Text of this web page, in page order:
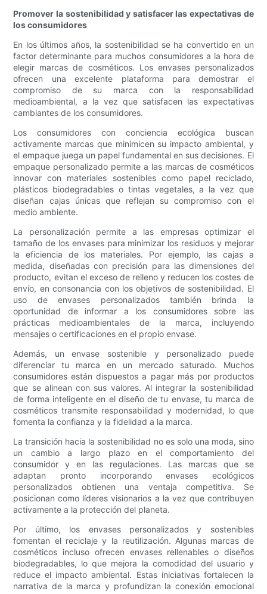
Promover la sostenibilidad y satisfacer las expectativas de
los consumidores
En los últimos años, la sostenibilidad se ha convertido en un
factor determinante para muchos consumidores a la hora de
elegir marcas de cosméticos. Los envases personalizados
ofrecen una excelente plataforma para demostrar el
compromiso de su marca con la responsabilidad
medioambiental, a la vez que satisfacen las expectativas
cambiantes de los consumidores.
Los consumidores con conciencia ecológica buscan
activamente marcas que minimicen su impacto ambiental, y
el empaque juega un papel fundamental en sus decisiones. El
empaque personalizado permite a las marcas de cosméticos
innovar con materiales sostenibles como papel reciclado,
plásticos biodegradables o tintas vegetales, a la vez que
diseñan cajas únicas que reflejan su compromiso con el
medio ambiente.
La personalización permite a las empresas optimizar el
tamaño de los envases para minimizar los residuos y mejorar
la eficiencia de los materiales. Por ejemplo, las cajas a
medida, diseñadas con precisión para las dimensiones del
producto, evitan el exceso de relleno y reducen los costes de
envío, en consonancia con los objetivos de sostenibilidad. El
uso de envases personalizados también brinda la
oportunidad de informar a los consumidores sobre las
prácticas medioambientales de la marca, incluyendo
mensajes o certificaciones en el propio envase.
Además, un envase sostenible y personalizado puede
diferenciar tu marca en un mercado saturado. Muchos
consumidores están dispuestos a pagar más por productos
que se alinean con sus valores. Al integrar la sostenibilidad
de forma inteligente en el diseño de tu envase, tu marca de
cosméticos transmite responsabilidad y modernidad, lo que
fomenta la confianza y la fidelidad a la marca.
La transición hacia la sostenibilidad no es solo una moda, sino
un cambio a largo plazo en el comportamiento del
consumidor y en las regulaciones. Las marcas que se
adaptan pronto incorporando envases ecológicos
personalizados obtienen una ventaja competitiva. Se
posicionan como líderes visionarios a la vez que contribuyen
activamente a la protección del planeta.
Por último, los envases personalizados y sostenibles
fomentan el reciclaje y la reutilización. Algunas marcas de
cosméticos incluso ofrecen envases rellenables o diseños
biodegradables, lo que mejora la comodidad del usuario y
reduce el impacto ambiental. Estas iniciativas fortalecen la
narrativa de la marca y profundizan la conexión emocional